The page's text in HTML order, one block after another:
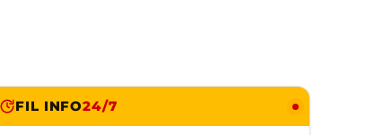
FIL INFO24/7